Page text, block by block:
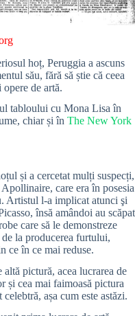
hoț, Peruggia a ascuns
său, fără să știe că ceea
opere de artă.
tabloului cu Mona Lisa în
chiar și în The New York
și a cercetat mulți suspecți,
care era în posesia
Artistul l-a implicat atunci şi
însă amândoi au scăpat
care să le demonstreze
la producerea furtului,
ce în ce mai reduse.
pictură, acea lucrarea de
și cea mai faimoasă pictura
așa cum este astăzi.